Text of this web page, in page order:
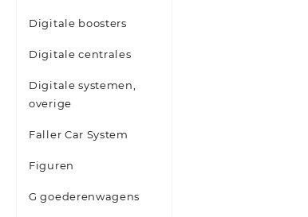
Digitale boosters
Digitale centrales
Digitale systemen,
overige
Faller Car System
Figuren
G goederenwagens